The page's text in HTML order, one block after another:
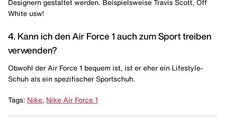
Designern gestaltet werden. Beispielsweise Travis Scott, Off
White usw!
4. Kann ich den Air Force 1 auch zum Sport treiben
verwenden?
Obwohl der Air Force 1 bequem ist, ist er eher ein Lifestyle-
Schuh als ein spezifischer Sportschuh.
Tags: Nike Nike Air Force 1